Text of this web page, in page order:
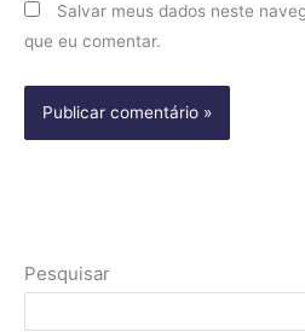
Salvar meus dados neste
que eu comentar.
Pesquisar